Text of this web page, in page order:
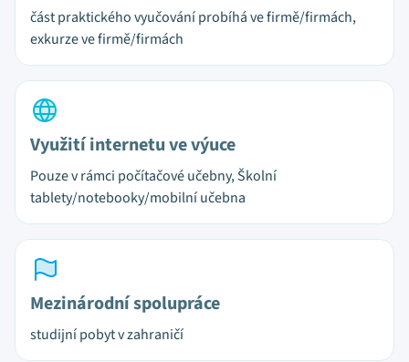
část praktického vyučování probíhá ve firmě/firmách,
exkurze ve firmě/firmách
Využití internetu ve výuce
Pouze v rámci počítačové učebny, Školní
tablety/notebooky/mobilní učebna
Mezinárodní spolupráce
studijní pobyt v zahraničí